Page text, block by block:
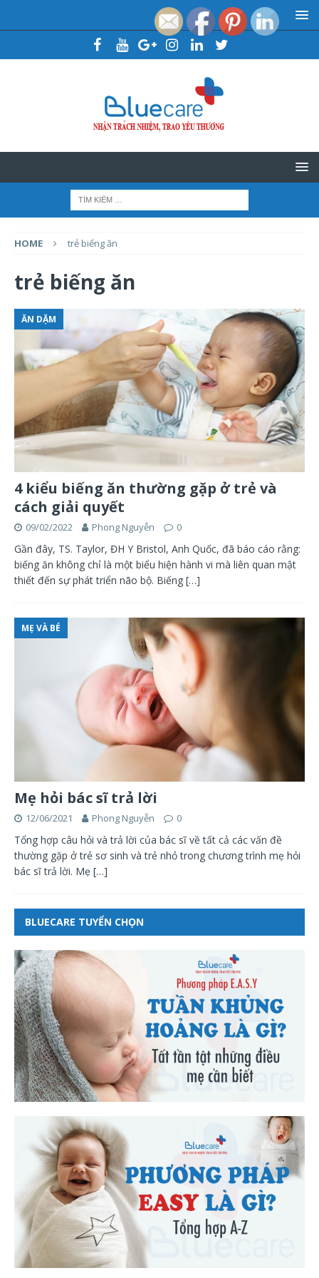
HOME trẻ biếng ăn
trẻ biếng ăn
ĂN DẶM
4 kiểu biếng ăn thường gặp ở trẻ và
cách giải quyết
09/02/2022 Phong Nguyễn 0
Gần đây, TS. Taylor, ĐH Y Bristol, Anh Quốc, đã báo cáo rằng:
biếng ăn không chỉ là một biểu hiện hành vi mà liên quan mật
thiết đến sự phát triển não bộ. Biếng […]
MẸ VÀ BÉ
Mẹ hỏi bác sĩ trả lời
12/06/2021 Phong Nguyễn 0
Tổng hợp câu hỏi và trả lời của bác sĩ về tất cả các vấn đề
thường gặp ở trẻ sơ sinh và trẻ nhỏ trong chương trình mẹ hỏi
bác sĩ trả lời. Mẹ […]
BLUECARE TUYỂN CHỌN